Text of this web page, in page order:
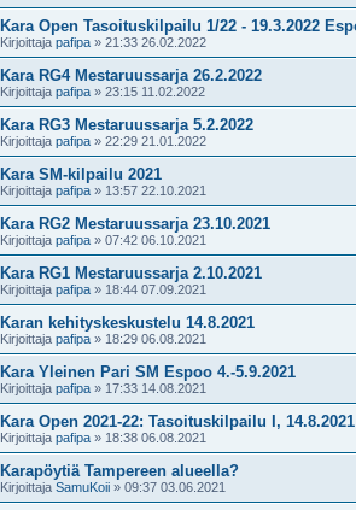
Kara Open Tasoituskilpailu 1/22 - 19.3.2022
Kirjoittaja pafipa » 21:33 26.02.2022
Kara RG4 Mestaruussarja 26.2.2022
Kirjoittaja pafipa » 23:15 11.02.2022
Kara RG3 Mestaruussarja 5.2.2022
Kirjoittaja pafipa » 22:29 21.01.2022
Kara SM-kilpailu 2021
Kirjoittaja pafipa » 13:57 22.10.2021
Kara RG2 Mestaruussarja 23.10.2021
Kirjoittaja pafipa » 07:42 06.10.2021
Kara RG1 Mestaruussarja 2.10.2021
Kirjoittaja pafipa » 18:44 07.09.2021
Karan kehityskeskustelu 14.8.2021
Kirjoittaja pafipa » 18:29 06.08.2021
Kara Yleinen Pari SM Espoo 4.-5.9.2021
Kirjoittaja pafipa » 17:33 14.08.2021
Kara Open 2021-22: Tasoituskilpailu I, 14.8.2021
Kirjoittaja pafipa » 18:38 06.08.2021
Karapöytiä Tampereen alueella?
Kirjoittaja SamuKoii » 09:37 03.06.2021